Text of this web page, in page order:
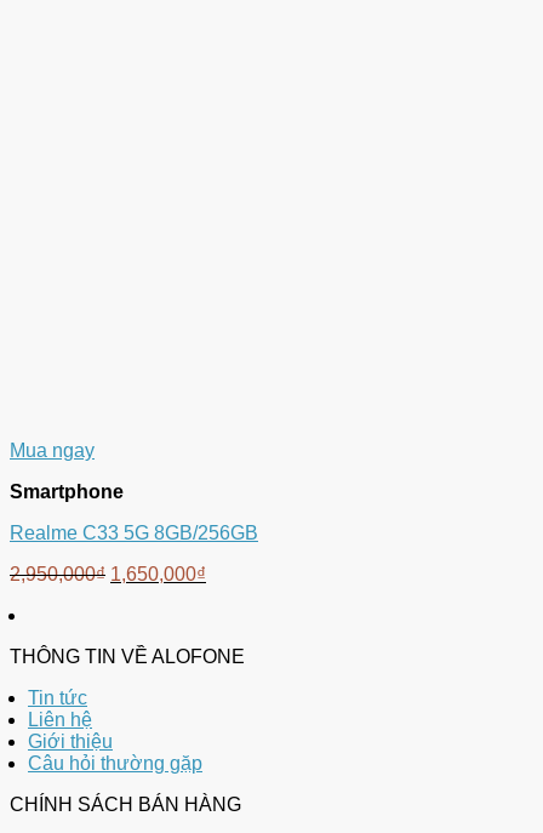
Mua ngay
Smartphone
Realme C33 5G 8GB/256GB
2,950,000₫ 1,650,000₫
THÔNG TIN VỀ ALOFONE
Tin tức
Liên hệ
Giới thiệu
Câu hỏi thường gặp
CHÍNH SÁCH BÁN HÀNG